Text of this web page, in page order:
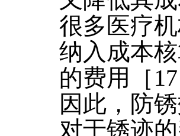
很多医疗
纳入成本
的费用［17
因此，防
对于锈迹